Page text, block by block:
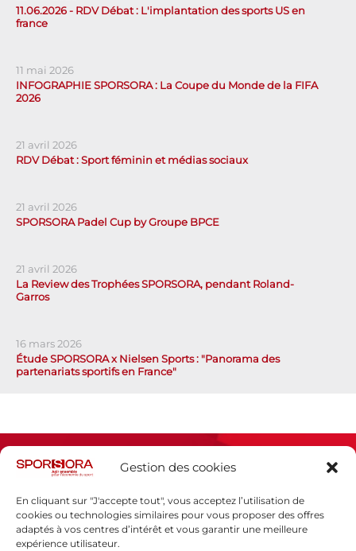
Gestion des cookies
En cliquant sur "J'accepte tout", vous acceptez l’utilisation de
cookies ou technologies similaires pour vous proposer des offres
adaptés à vos centres d’intérêt et vous garantir une meilleure
expérience utilisateur.
11.06.2026 - RDV Débat : L'implantation des sports US en
france
11 mai 2026
INFOGRAPHIE SPORSORA : La Coupe du Monde de la FIFA
2026
21 avril 2026
RDV Débat : Sport féminin et médias sociaux
21 avril 2026
SPORSORA Padel Cup by Groupe BPCE
21 avril 2026
La Review des Trophées SPORSORA, pendant Roland-
Garros
16 mars 2026
Étude SPORSORA x Nielsen Sports : "Panorama des
partenariats sportifs en France"
Espace presse